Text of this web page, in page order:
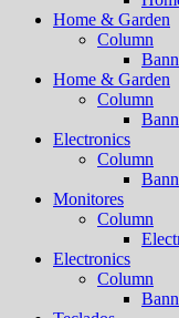
Home & Garden
Column
Home & Garden
Column
Electronics
Column
Monitores
Column
Electronics
Column